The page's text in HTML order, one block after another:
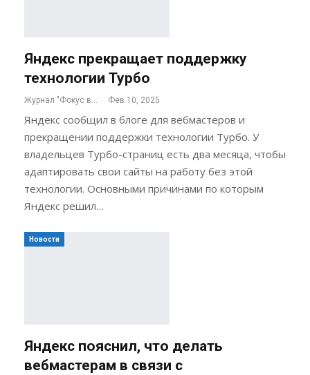
Яндекс прекращает поддержку
технологии Турбо
Фев 10, 2025
Яндекс сообщил в блоге для вебмастеров и
прекращении поддержки технологии Турбо. У
владельцев Турбо-страниц есть два месяца, чтобы
адаптировать свои сайты на работу без этой
технологии. Основными причинами по которым
Яндекс решил…
Новости
Яндекс пояснил, что делать
вебмастерам в связи с